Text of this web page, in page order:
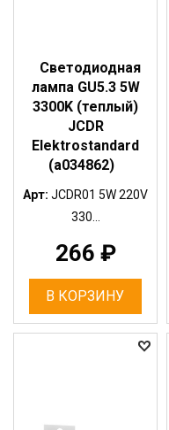
Светодиодная
лампа GU5.3 5W
3300K (теплый)
JCDR
Elektrostandard
(a034862)
Арт: JCDR01 5W 220V
330...
266 ₽
В КОРЗИНУ